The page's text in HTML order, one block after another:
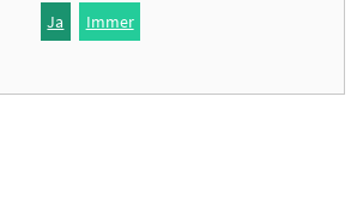
Ja Immer